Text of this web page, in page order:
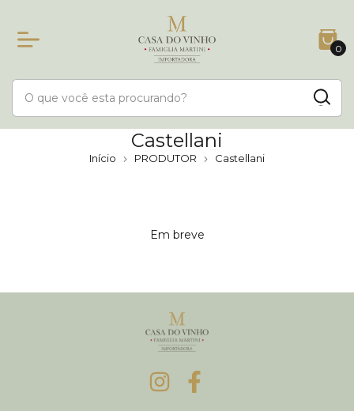
0
Castellani
Início PRODUTOR Castellani
Em breve